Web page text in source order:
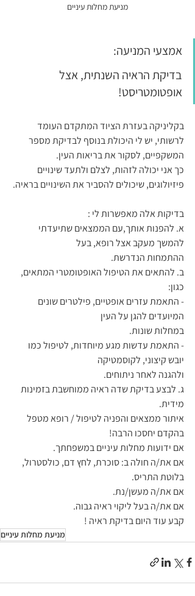
מניעת מחלות עיניים
אמצעי המניעה:
בדיקת הראיה השנתית, אצל
אופטומטריסט!
בקליניקה בעזרת הציוד המתקדם העומד
לרשותי, יש לי היכולת בנוסף לבדיקת מספר
המשקפיים, לסקור את בריאות העין.
כך אני יכולה לזהות, לצלם ולתעד שינויים
פיזיולוגים, שיכולים להסביר את השינויים בראיה.
בדיקות אלה מאפשרות לי :
א. להפנות אותך,עם הממצאים שתיעדתי
להמשך מעקב אצל רופא, בעל
ההתמחות הנדרשת.
ב. להתאים את הטיפול האופטומטרי המתאים,
כגון:
- התאמת עזרים אופטיים, פילטרים שונים
המיועדים להגן על העין
במחלות שונות.
- התאמת עדשות מגע מיוחדות, לטיפול כמו
יובש קיצוני, לקוסמטיקה
ולהגנה לאחר ניתוחים.
ג. לבצע בדיקת שדה ראיה ממוחשבת בזמינות
מידית.
איתור ממצאים והפניה לטיפול / רופא מטפל
בהקדם יחסכו הרבה!
אם ידועות מחלות עיניים במשפחתך.
אם את/ה חולה ב: סוכרת, לחץ דם, כולסטרול,
בלוטת התריס.
אם את/ה מעשן/נת.
אם את/ה בעל ליקוי ראיה גבוה.
קבע עוד היום בדיקת ראיה !
מניעת מחלות עיניים